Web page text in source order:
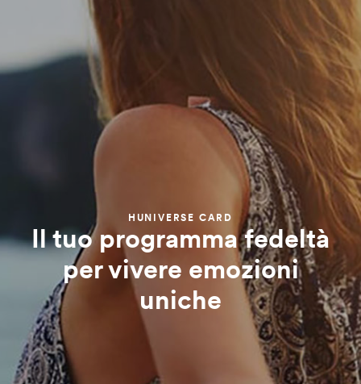
HUNIVERSE CARD
Il tuo programma fedeltà
per vivere emozioni
uniche